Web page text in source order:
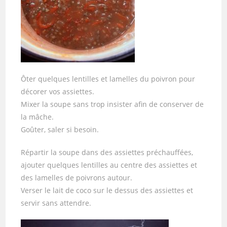
Ôter quelques lentilles et lamelles du poivron pour
décorer vos assiettes.
Mixer la soupe sans trop insister afin de conserver de
la mâche.
Goûter, saler si besoin.
Répartir la soupe dans des assiettes préchauffées,
ajouter quelques lentilles au centre des assiettes et
des lamelles de poivrons autour.
Verser le lait de coco sur le dessus des assiettes et
servir sans attendre.